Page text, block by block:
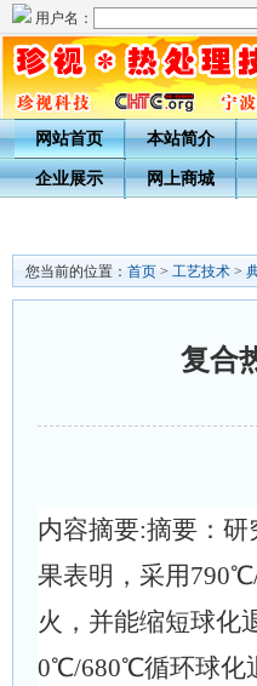
用户名：
网站首页 本站简介
企业展示 网上商城
您当前的位置： 首页 > 工艺技术 >
复合
内容摘要:摘要：
果表明，采用
火，并能缩短球化
0℃/680℃循环球化